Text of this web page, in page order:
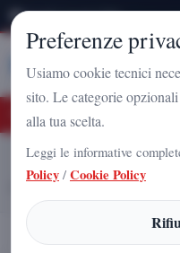
Venerdì 7 Agosto 2026
Stampa
Nazionale a Caserta: l'uomo
Home
Articoli
Franco Cardiello nella
Preferenze
Usiamo cookie tecnici
sito. Le categorie
alla tua scelta.
Leggi le informative
Policy / Cookie Policy